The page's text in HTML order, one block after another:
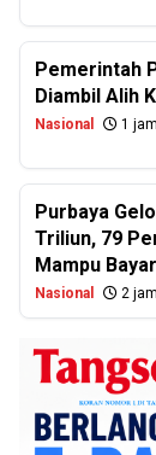
Pemerintah
Diambil Alih
Nasional 1
Purbaya
Triliun, 79
Mampu
Nasional 2